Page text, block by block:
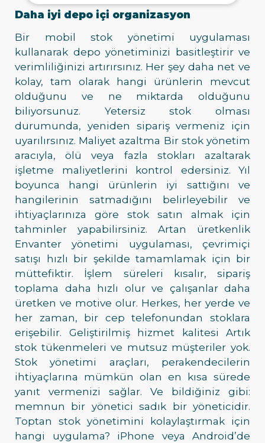
Daha iyi depo içi organizasyon
Bir mobil stok yönetimi uygulaması
kullanarak depo yönetiminizi basitleştirir ve
verimliliğinizi artırırsınız. Her şey daha net ve
kolay, tam olarak hangi ürünlerin mevcut
olduğunu ve ne miktarda olduğunu
biliyorsunuz. Yetersiz stok olması
durumunda, yeniden sipariş vermeniz için
uyarılırsınız. Maliyet azaltma Bir stok yönetim
aracıyla, ölü veya fazla stokları azaltarak
işletme maliyetlerini kontrol edersiniz. Yıl
boyunca hangi ürünlerin iyi sattığını ve
hangilerinin satmadığını belirleyebilir ve
ihtiyaçlarınıza göre stok satın almak için
tahminler yapabilirsiniz. Artan üretkenlik
Envanter yönetimi uygulaması, çevrimiçi
satışı hızlı bir şekilde tamamlamak için bir
müttefiktir. İşlem süreleri kısalır, sipariş
toplama daha hızlı olur ve çalışanlar daha
üretken ve motive olur. Herkes, her yerde ve
her zaman, bir cep telefonundan stoklara
erişebilir. Geliştirilmiş hizmet kalitesi Artık
stok tükenmeleri ve mutsuz müşteriler yok.
Stok yönetimi araçları, perakendecilerin
ihtiyaçlarına mümkün olan en kısa sürede
yanıt vermenizi sağlar. Ve bildiğiniz gibi:
memnun bir yönetici sadık bir yöneticidir.
Toptan stok yönetimini kolaylaştırmak için
hangi uygulama? iPhone veya Android’de